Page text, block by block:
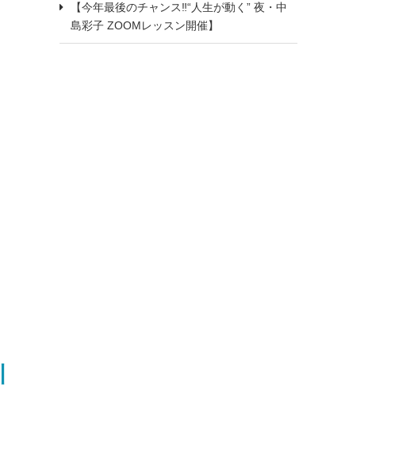
【今年最後のチャンス‼“人生が動く” 夜・中
島彩子 ZOOMレッスン開催】